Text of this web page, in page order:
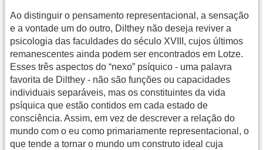
Ao distinguir o pensamento representacional, a sensação
e a vontade um do outro, Dilthey não deseja reviver a
psicologia das faculdades do século XVIII, cujos últimos
remanescentes ainda podem ser encontrados em Lotze.
Esses três aspectos do “nexo” psíquico - uma palavra
favorita de Dilthey - não são funções ou capacidades
individuais separáveis, mas os constituintes da vida
psíquica que estão contidos em cada estado de
consciência. Assim, em vez de descrever a relação do
mundo com o eu como primariamente representacional, o
que tende a tornar o mundo um construto ideal cuja